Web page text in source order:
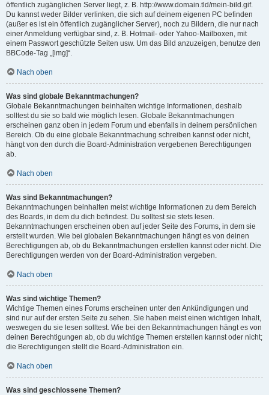
öffentlich zugänglichen Server liegt, z. B. http://www.domain.tld/mein-bild.gif.
Du kannst weder Bilder verlinken, die sich auf deinem eigenen PC befinden
(außer es ist ein öffentlich zugänglicher Server), noch zu Bildern, die nur nach
einer Anmeldung verfügbar sind, z. B. Hotmail- oder Yahoo-Mailboxen, mit
einem Passwort geschützte Seiten usw. Um das Bild anzuzeigen, benutze den
BBCode-Tag „[img]“.
Nach oben
Was sind globale Bekanntmachungen?
Globale Bekanntmachungen beinhalten wichtige Informationen, deshalb
solltest du sie so bald wie möglich lesen. Globale Bekanntmachungen
erscheinen ganz oben in jedem Forum und ebenfalls in deinem persönlichen
Bereich. Ob du eine globale Bekanntmachung schreiben kannst oder nicht,
hängt von den durch die Board-Administration vergebenen Berechtigungen
ab.
Nach oben
Was sind Bekanntmachungen?
Bekanntmachungen beinhalten meist wichtige Informationen zu dem Bereich
des Boards, in dem du dich befindest. Du solltest sie stets lesen.
Bekanntmachungen erscheinen oben auf jeder Seite des Forums, in dem sie
erstellt wurden. Wie bei globalen Bekanntmachungen hängt es von deinen
Berechtigungen ab, ob du Bekanntmachungen erstellen kannst oder nicht. Die
Berechtigungen werden von der Board-Administration vergeben.
Nach oben
Was sind wichtige Themen?
Wichtige Themen eines Forums erscheinen unter den Ankündigungen und
sind nur auf der ersten Seite zu sehen. Sie haben meist einen wichtigen Inhalt,
weswegen du sie lesen solltest. Wie bei den Bekanntmachungen hängt es von
deinen Berechtigungen ab, ob du wichtige Themen erstellen kannst oder nicht;
die Berechtigungen stellt die Board-Administration ein.
Nach oben
Was sind geschlossene Themen?